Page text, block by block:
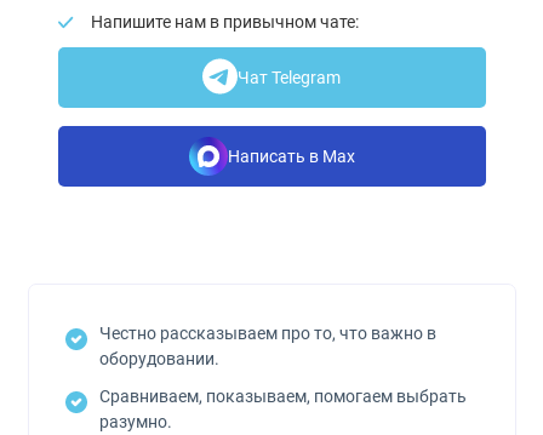
Напишите нам в привычном чате:
Чат Telegram
Написать в Max
Честно рассказываем про то, что важно в
оборудовании.
Сравниваем, показываем, помогаем выбрать
разумно.